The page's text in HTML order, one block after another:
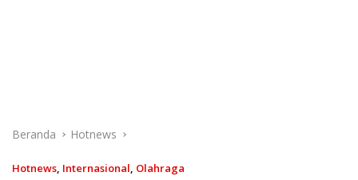
Beranda Hotnews
Hotnews, Internasional, Olahraga